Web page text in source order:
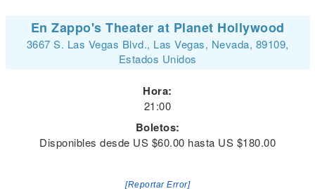
En Zappo's Theater at Planet Hollywood
3667 S. Las Vegas Blvd., Las Vegas, Nevada, 89109,
Estados Unidos
Hora:
21:00
Boletos:
Disponibles desde US $60.00 hasta US $180.00
[Reportar Error]